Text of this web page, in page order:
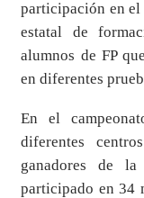
participación en el
estatal de
alumnos de FP
en diferentes
En el
diferentes
ganadores de
participado en 34